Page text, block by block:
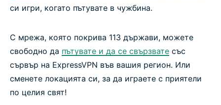
си игри, когато пътувате в чужбина.
С мрежа, която покрива 113 държави, можете
свободно да пътувате и да се свързвате със
сървър на ExpressVPN във вашия регион. Или
сменете локацията си, за да играете с приятели
по целия свят!